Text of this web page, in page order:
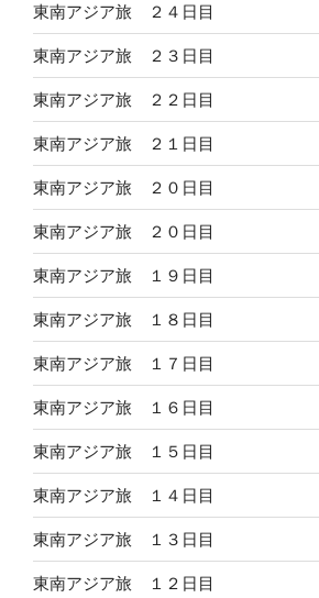
東南アジア旅 ２４日目
東南アジア旅 ２３日目
東南アジア旅 ２２日目
東南アジア旅 ２１日目
東南アジア旅 ２０日目
東南アジア旅 ２０日目
東南アジア旅 １９日目
東南アジア旅 １８日目
東南アジア旅 １７日目
東南アジア旅 １６日目
東南アジア旅 １５日目
東南アジア旅 １４日目
東南アジア旅 １３日目
東南アジア旅 １２日目